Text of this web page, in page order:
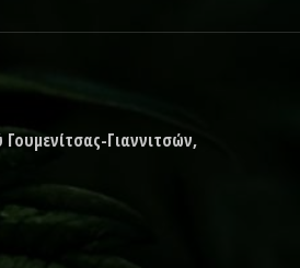
Γιαννιτσών,